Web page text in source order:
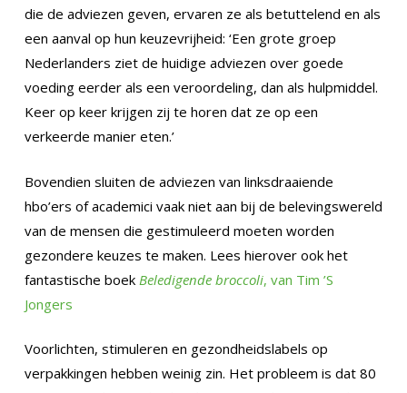
die de adviezen geven, ervaren ze als betuttelend en als
een aanval op hun keuzevrijheid: ‘Een grote groep
Nederlanders ziet de huidige adviezen over goede
voeding eerder als een veroordeling, dan als hulpmiddel.
Keer op keer krijgen zij te horen dat ze op een
verkeerde manier eten.’
Bovendien sluiten de adviezen van linksdraaiende
hbo’ers of academici vaak niet aan bij de belevingswereld
van de mensen die gestimuleerd moeten worden
gezondere keuzes te maken. Lees hierover ook het
fantastische boek Beledigende broccoli, van Tim ’S
Jongers
Voorlichten, stimuleren en gezondheidslabels op
verpakkingen hebben weinig zin. Het probleem is dat 80